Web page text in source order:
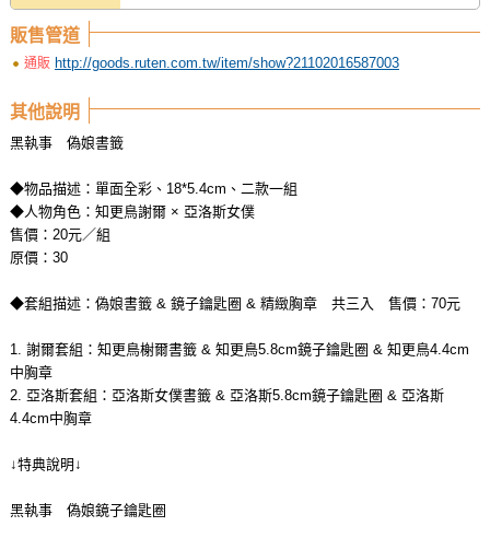
販售管道
通販 http://goods.ruten.com.tw/item/show?21102016587003
其他說明
黑執事 偽娘書籤
◆物品描述：單面全彩、18*5.4cm、二款一組
◆人物角色：知更鳥謝爾 × 亞洛斯女僕
售價：20元／組
原價：30
◆套組描述：偽娘書籤 & 鏡子鑰匙圈 & 精緻胸章 共三入 售價：70元
1. 謝爾套組：知更鳥榭爾書籤 & 知更鳥5.8cm鏡子鑰匙圈 & 知更鳥4.4cm
中胸章
2. 亞洛斯套組：亞洛斯女僕書籤 & 亞洛斯5.8cm鏡子鑰匙圈 & 亞洛斯
4.4cm中胸章
↓特典說明↓
黑執事 偽娘鏡子鑰匙圈